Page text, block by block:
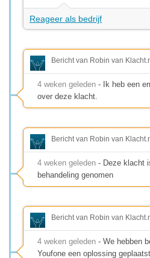
Reageer als bedrijf
Bericht van Robin van
4 weken geleden - Ik heb een
over deze klacht.
Bericht van Robin van
4 weken geleden - Deze klacht
behandeling genomen
Bericht van Robin van
4 weken geleden - We hebben
Youfone een oplossing